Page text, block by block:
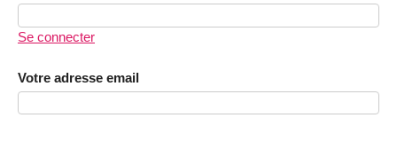
Se connecter
Votre adresse email